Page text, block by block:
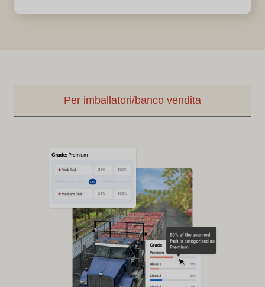
Per imballatori/banco vendita